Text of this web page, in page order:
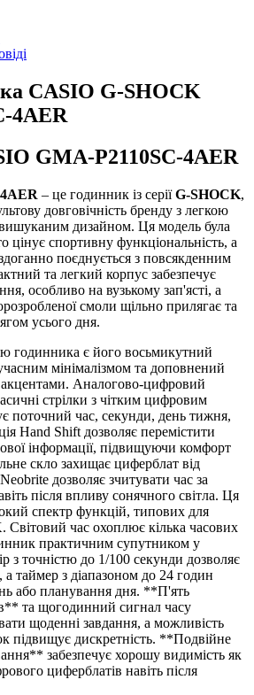
CASIO G-SHOCK
4AER
GMA-P2110SC-4AER
– це годинник із серіїG-SHOCK,
довговічність бренду з легкою
дизайном. Ця модель була
цінує спортивну функціональність, а
поєднується з повсякденним
та легкий корпус забезпечує
особливо на вузькому зап'ясті, а
смоли щільно прилягає та
усього дня.
годинника є його восьмикутний
мінімалізмом та доповнений
Аналогово-цифровий
стрілки з чітким цифровим
поточний час, секунди, день тижня,
Hand Shift дозволяє перемістити
інформації, підвищуючи комфорт
скло захищає циферблат від
дозволяє зчитувати час за
після впливу сонячного світла. Ця
спектр функцій, типових для
час охоплює кілька часових
практичним супутником у
з точністю до 1/100 секунди дозволяє
таймер з діапазоном до 24 годин
або планування дня. **П'ять
та щогодинний сигнал часу
щоденні завдання, а можливість
підвищує дискретність. **Подвійне
забезпечує хорошу видимість як
циферблатів навіть після